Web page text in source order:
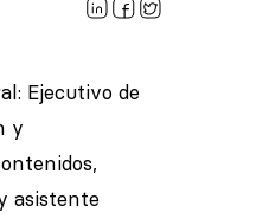
Ejecutivo de
y
asistente